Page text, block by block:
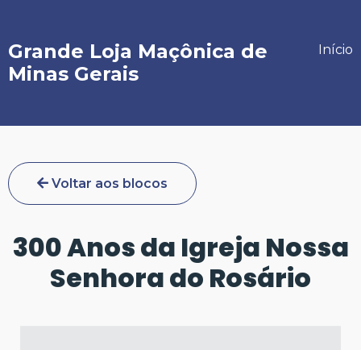
Início
Grande Loja Maçônica de
Minas Gerais
Voltar aos blocos
300 Anos da Igreja Nossa
Senhora do Rosário